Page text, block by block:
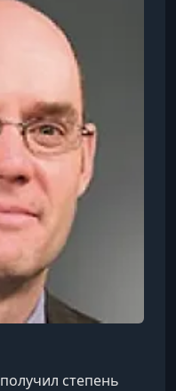
в
Профессор
национальной
Математической
степень